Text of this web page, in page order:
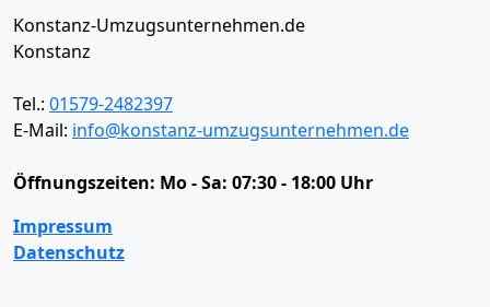
Konstanz-Umzugsunternehmen.de
Konstanz
Tel.: 01579-2482397
E-Mail: info@konstanz-umzugsunternehmen.de
Öffnungszeiten: Mo - Sa: 07:30 - 18:00 Uhr
Impressum
Datenschutz